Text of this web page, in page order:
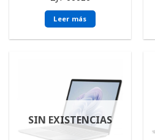
Leer más
SIN EXISTENCIAS